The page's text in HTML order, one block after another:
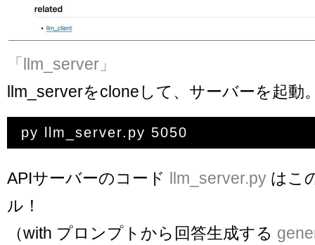
「llm_server」
llm_serverをcloneして、サーバーを起動
py llm_server.py 5050
APIサーバーのコード llm_server.py はこ
ル！
（with プロンプトから回答生成する